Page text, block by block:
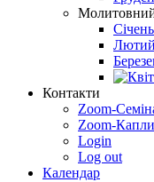
Січень
Лютий
Контакти
Zoom-
Zoom-
Login
Log out
Календар